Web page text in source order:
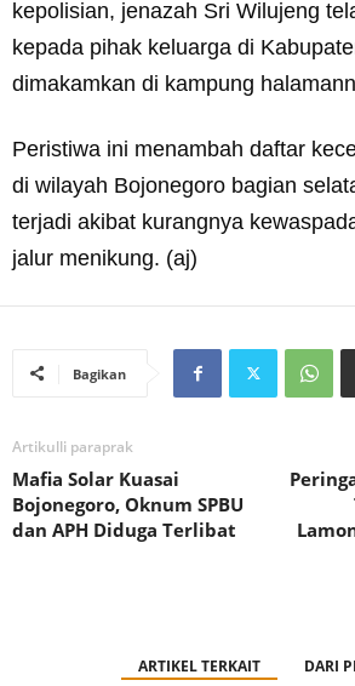
kepolisian, jenazah Sri Wilujeng
kepada pihak keluarga di
dimakamkan di kampung
Peristiwa ini menambah daftar
di wilayah Bojonegoro bagian
terjadi akibat kurangnya
jalur menikung. (aj)
Bagikan
Artikulli paraprak
Mafia Solar Kuasai
Bojonegoro, Oknum SPBU
dan APH Diduga Terlibat
ARTIKEL TERKAIT DARI